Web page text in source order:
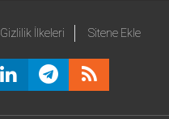
Gizlilik İlkeleri Sitene Ekle